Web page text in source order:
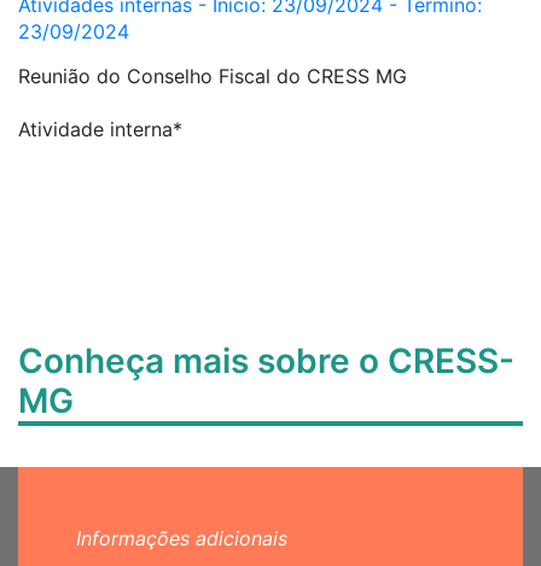
Atividades internas - Início: 23/09/2024 - Término:
23/09/2024
Reunião do Conselho Fiscal do CRESS MG
Atividade interna*
Conheça mais sobre o CRESS-
MG
Informações adicionais